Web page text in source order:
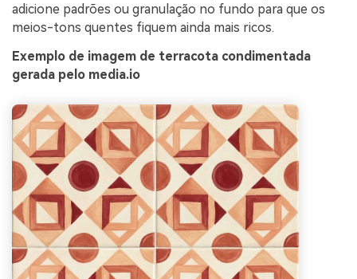
adicione padrões ou granulação no fundo para que os
meios-tons quentes fiquem ainda mais ricos.
Exemplo de imagem de terracota condimentada
gerada pelo media.io